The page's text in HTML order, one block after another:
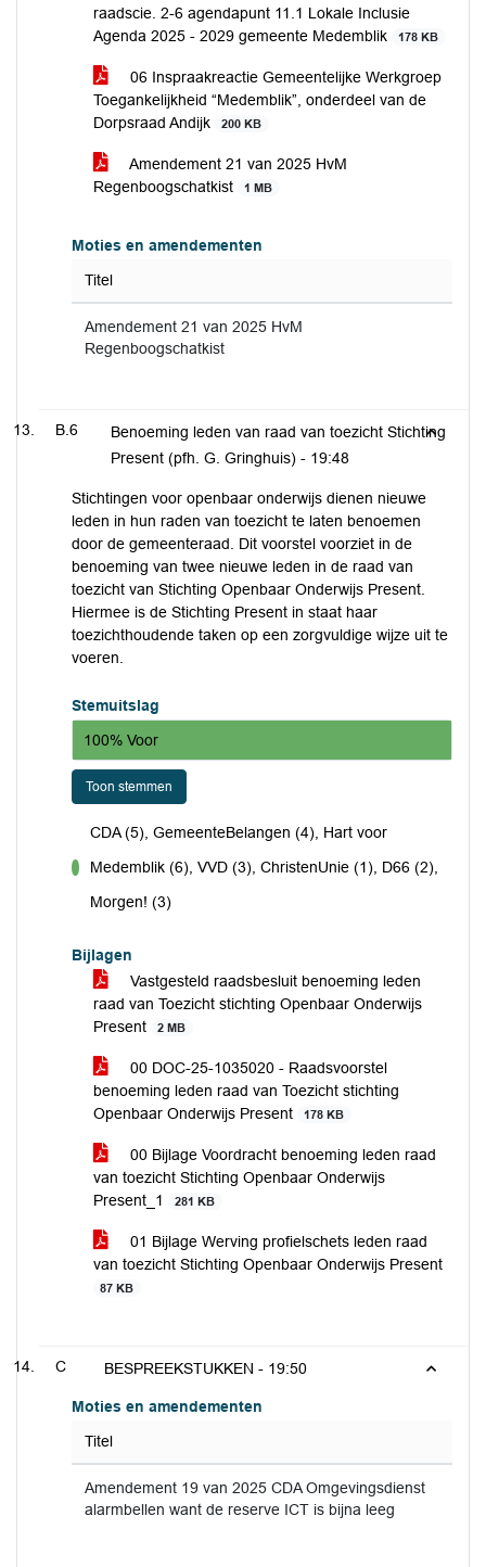
raadscie. 2-6 agendapunt 11.1 Lokale Inclusie
Agenda 2025 - 2029 gemeente Medemblik
178 KB
06 Inspraakreactie Gemeentelijke Werkgroep
Toegankelijkheid “Medemblik”, onderdeel van de
Dorpsraad Andijk
200 KB
Amendement 21 van 2025 HvM
Regenboogschatkist
1 MB
Moties en amendementen
Titel
Amendement 21 van 2025 HvM
Regenboogschatkist
B.6
Benoeming leden van raad van toezicht Stichting
Present (pfh. G. Gringhuis) - 19:48
Stichtingen voor openbaar onderwijs dienen nieuwe
leden in hun raden van toezicht te laten benoemen
door de gemeenteraad. Dit voorstel voorziet in de
benoeming van twee nieuwe leden in de raad van
toezicht van Stichting Openbaar Onderwijs Present.
Hiermee is de Stichting Present in staat haar
toezichthoudende taken op een zorgvuldige wijze uit te
voeren.
Stemuitslag
100% Voor
Toon stemmen
CDA (5), GemeenteBelangen (4), Hart voor
Medemblik (6), VVD (3), ChristenUnie (1), D66 (2),
Morgen! (3)
Bijlagen
Vastgesteld raadsbesluit benoeming leden
raad van Toezicht stichting Openbaar Onderwijs
Present
2 MB
00 DOC-25-1035020 - Raadsvoorstel
benoeming leden raad van Toezicht stichting
Openbaar Onderwijs Present
178 KB
00 Bijlage Voordracht benoeming leden raad
van toezicht Stichting Openbaar Onderwijs
Present_1
281 KB
01 Bijlage Werving profielschets leden raad
van toezicht Stichting Openbaar Onderwijs Present
87 KB
C BESPREEKSTUKKEN - 19:50
Moties en amendementen
Titel
Amendement 19 van 2025 CDA Omgevingsdienst
alarmbellen want de reserve ICT is bijna leeg